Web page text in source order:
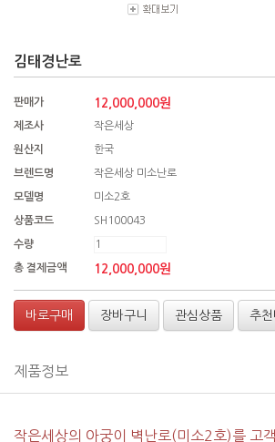
김태경난로
판매가 12,000,000원
제조사 작은세상
원산지 한국
브렌드명 작은세상 미소난로
모델명 미소2호
상품코드 SH100043
수량
총 결제금액 12,000,000원
바로구매 장바구니 관심상품 추천
제품정보
작은세상의 아궁이 벽난로(미소2호)를 고